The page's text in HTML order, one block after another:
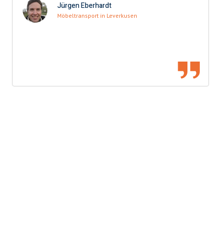
Jürgen Eberhardt
Möbeltransport in Leverkusen